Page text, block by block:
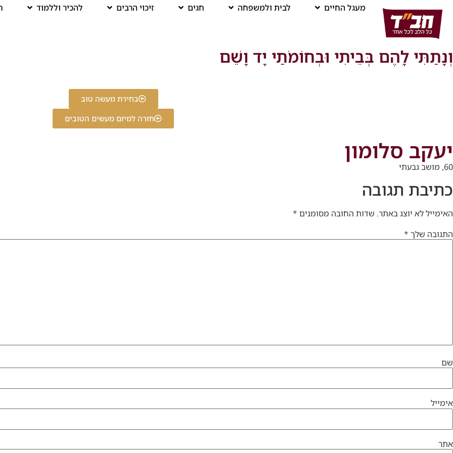
מעגל החיים לבית ולמשפחה חגים זיכוי הרבים להכיר וללמוד
וְנָתַתִּי לָהֶם בְּבֵיתִי וּבְחוֹמֹתַי יָד וָשֵׁם
בחירת מעשה טוב
חזרה למיזם מעשים הטובים
יעקב סלומון
60, מושב גבעתי
כתיבת תגובה
האימייל לא יוצג באתר. שדות החובה מסומנים *
התגובה שלך *
שם
אימייל
אתר